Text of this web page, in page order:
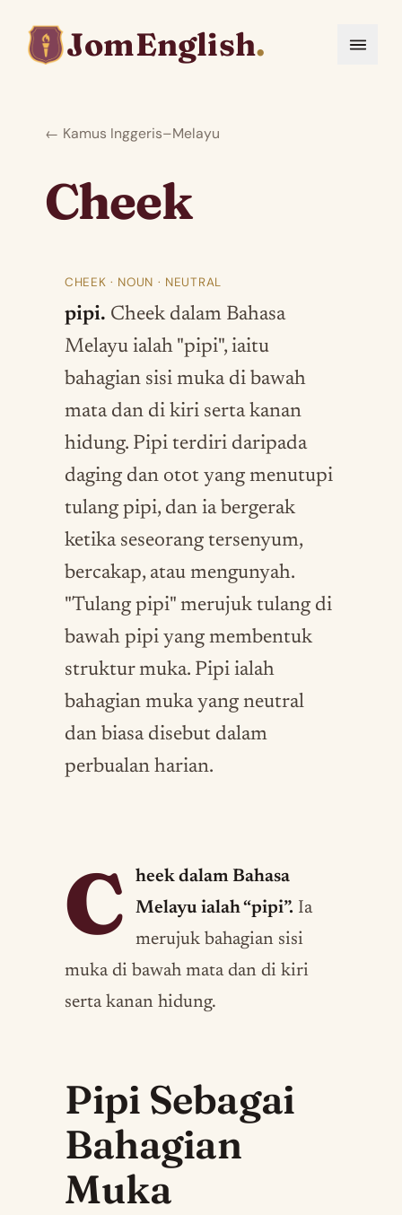
JomEnglish.
← Kamus Inggeris–Melayu
Cheek
CHEEK · NOUN · NEUTRAL
pipi. Cheek dalam Bahasa
Melayu ialah "pipi", iaitu
bahagian sisi muka di bawah
mata dan di kiri serta kanan
hidung. Pipi terdiri daripada
daging dan otot yang menutupi
tulang pipi, dan ia bergerak
ketika seseorang tersenyum,
bercakap, atau mengunyah.
"Tulang pipi" merujuk tulang di
bawah pipi yang membentuk
struktur muka. Pipi ialah
bahagian muka yang neutral
dan biasa disebut dalam
perbualan harian.
C
heek dalam Bahasa
Melayu ialah “pipi”. Ia
merujuk bahagian sisi
muka di bawah mata dan di kiri
serta kanan hidung.
Pipi Sebagai
Bahagian
Muka